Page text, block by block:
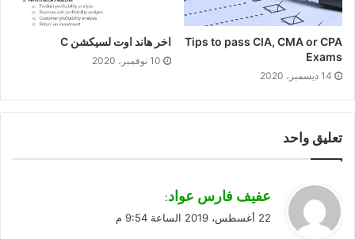
Tips to pass CIA, CMA or CPA
Exams
14 ديسمبر، 2020
اخر هاند اوت لسيكشن C
10 نوفمبر، 2020
تعليق واحد
ي
عفيف فارس عواد:
22 أغسطس، 2019 الساعة 9:54 م